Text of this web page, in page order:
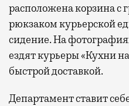
расположена корзина с
рюкзаком курьерской
сидение. На
ездят курьеры «Кухни
быстрой доставкой.
Департамент ставит